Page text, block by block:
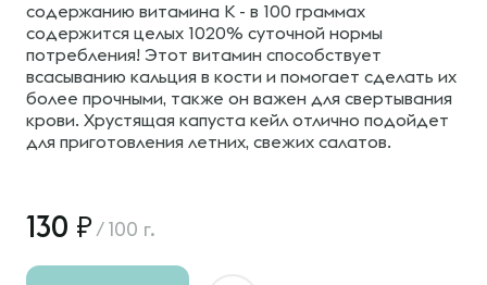
содержанию витамина К - в 100 граммах
содержится целых 1020% суточной нормы
потребления! Этот витамин способствует
всасыванию кальция в кости и помогает сделать их
более прочными, также он важен для свертывания
крови. Хрустящая капуста кейл отлично подойдет
для приготовления летних, свежих салатов.
130 / 100 г.